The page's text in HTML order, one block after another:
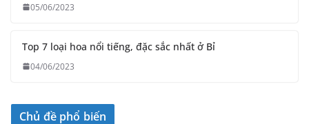
05/06/2023
Top 7 loại hoa nổi tiếng, đặc sắc nhất ở Bỉ
04/06/2023
Chủ đề phổ biến